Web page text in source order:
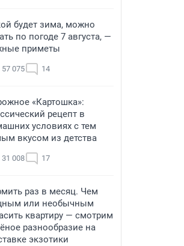
будет зима, можно
по погоде 7 августа, —
приметы
57 075 14
«Картошка»:
рецепт в
условиях с тем
вкусом из детства
31 008 17
раз в месяц. Чем
или необычным
квартиру — смотрим
разнообразие на
экзотики